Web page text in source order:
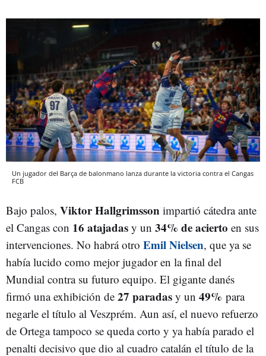
Un jugador del Barça de balonmano lanza durante la victoria contra el Cangas
FCB
Bajo palos, Viktor Hallgrimsson impartió cátedra ante
el Cangas con 16 atajadas y un 34% de acierto en sus
intervenciones. No habrá otro Emil Nielsen, que ya se
había lucido como mejor jugador en la final del
Mundial contra su futuro equipo. El gigante danés
firmó una exhibición de 27 paradas y un 49% para
negarle el título al Veszprém. Aun así, el nuevo refuerzo
de Ortega tampoco se queda corto y ya había parado el
penalti decisivo que dio al cuadro catalán el título de la